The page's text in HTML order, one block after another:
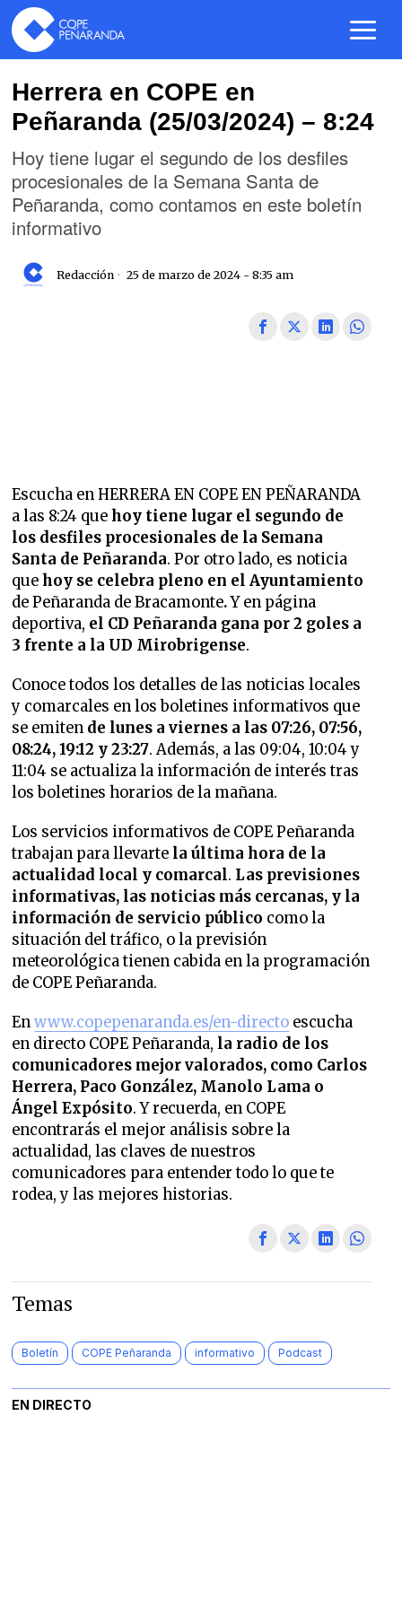
Herrera en COPE en
Peñaranda (25/03/2024) – 8:24
Hoy tiene lugar el segundo de los desfiles
procesionales de la Semana Santa de
Peñaranda, como contamos en este boletín
informativo
Redacción 25 de marzo de 2024 - 8:35 am
Escucha en HERRERA EN COPE EN PEÑARANDA
a las 8:24 que hoy tiene lugar el segundo de
los desfiles procesionales de la Semana
Santa de Peñaranda. Por otro lado, es noticia
que hoy se celebra pleno en el Ayuntamiento
de Peñaranda de Bracamonte.Y en página
deportiva, el CD Peñaranda gana por 2 goles a
3 frente a la UD Mirobrigense.
Conoce todos los detalles de las noticias locales
y comarcales en los boletines informativos que
se emiten de lunes a viernes a las 07:26, 07:56,
08:24, 19:12 y 23:27. Además, a las 09:04, 10:04 y
11:04 se actualiza la información de interés tras
los boletines horarios de la mañana.
Los servicios informativos de COPE Peñaranda
trabajan para llevarte la última hora de la
actualidad local y comarcal. Las previsiones
informativas, las noticias más cercanas, y la
información de servicio público como la
situación del tráfico, o la previsión
meteorológica tienen cabida en la programación
de COPE Peñaranda.
Enwww.copepenaranda.es/en-directo escucha
en directo COPE Peñaranda, la radio de los
comunicadores mejor valorados, como Carlos
Herrera, Paco González, Manolo Lama o
Ángel Expósito. Y recuerda, en COPE
encontrarás el mejor análisis sobre la
actualidad, las claves de nuestros
comunicadores para entender todo lo que te
rodea, y las mejores historias.
Temas
Boletín COPE Peñaranda informativo Podcast
EN DIRECTO